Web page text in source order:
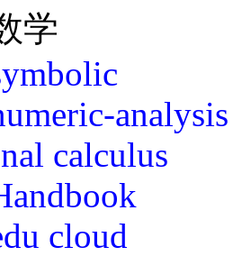
学
analysis
calculus
cloud